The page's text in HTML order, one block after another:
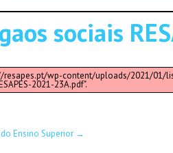
sociais
resapes.pt/wp-content/uploads/2021/01/
2021-23A.pdf".
Ensino Superior →